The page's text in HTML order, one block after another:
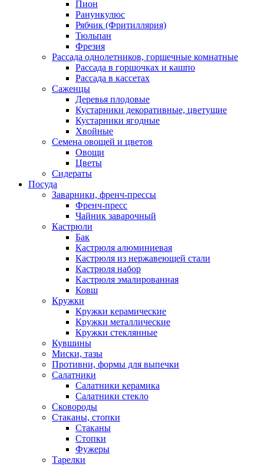
Пион
Ранункулюс
Рябчик (Фритиллярия)
Тюльпан
Фрезия
Рассада однолетников, горшечные комнатные
Рассада в горшочках и кашпо
Рассада в кассетах
Саженцы
Деревья плодовые
Кустарники декоративные, цветущие
Кустарники ягодные
Хвойные
Семена овощей и цветов
Овощи
Цветы
Сидераты
Посуда
Заварники, френч-прессы
Френч-пресс
Чайник заварочный
Кастрюли
Бак
Кастрюля алюминиевая
Кастрюля из нержавеющей стали
Кастрюля набор
Кастрюля эмалированная
Ковш
Кружки
Кружки керамические
Кружки металлические
Кружки стеклянные
Кувшины
Миски, тазы
Противни, формы для выпечки
Салатники
Салатники керамика
Салатники стекло
Сковороды
Стаканы, стопки
Стаканы
Стопки
Фужеры
Тарелки